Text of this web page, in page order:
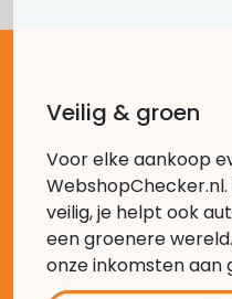
Veilig & groen
Voor elke aankoop
veilig, je helpt ook
een groenere
onze inkomsten aan